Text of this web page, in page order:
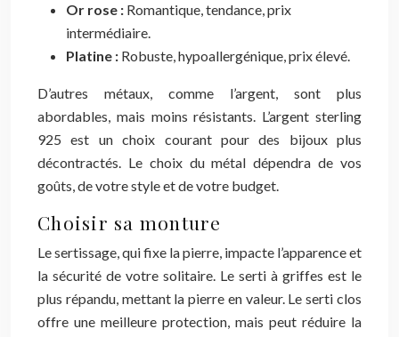
Or rose : Romantique, tendance, prix
intermédiaire.
Platine : Robuste, hypoallergénique, prix élevé.
D’autres métaux, comme l’argent, sont plus
abordables, mais moins résistants. L’argent sterling
925 est un choix courant pour des bijoux plus
décontractés. Le choix du métal dépendra de vos
goûts, de votre style et de votre budget.
Choisir sa monture
Le sertissage, qui fixe la pierre, impacte l’apparence et
la sécurité de votre solitaire. Le serti à griffes est le
plus répandu, mettant la pierre en valeur. Le serti clos
offre une meilleure protection, mais peut réduire la